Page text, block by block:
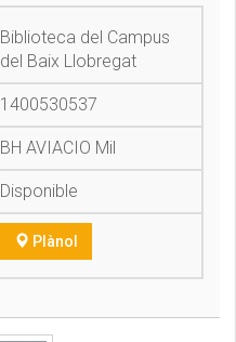
Biblioteca del Campus
del Baix Llobregat
1400530537
BH AVIACIO Mil
Disponible
Plànol